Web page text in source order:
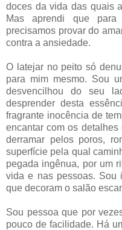
doces da vida das quais
Mas aprendi que para
precisamos provar do
contra a ansiedade.
O latejar no peito só
para mim mesmo. Sou
desvencilhou do seu
desprender desta
fragrante inocência de
encantar com os
derramar pelos poros,
superfície pela qual
pegada ingênua, por um
vida e nas pessoas. Sou
que decoram o salão
Sou pessoa que por
pouco de facilidade. Há